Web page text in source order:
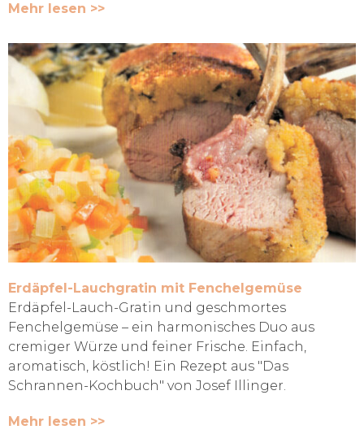
Mehr lesen >>
Erdäpfel-Lauchgratin mit Fenchelgemüse
Erdäpfel-Lauch-Gratin und geschmortes
Fenchelgemüse – ein harmonisches Duo aus
cremiger Würze und feiner Frische. Einfach,
aromatisch, köstlich! Ein Rezept aus "Das
Schrannen-Kochbuch" von Josef Illinger.
Mehr lesen >>